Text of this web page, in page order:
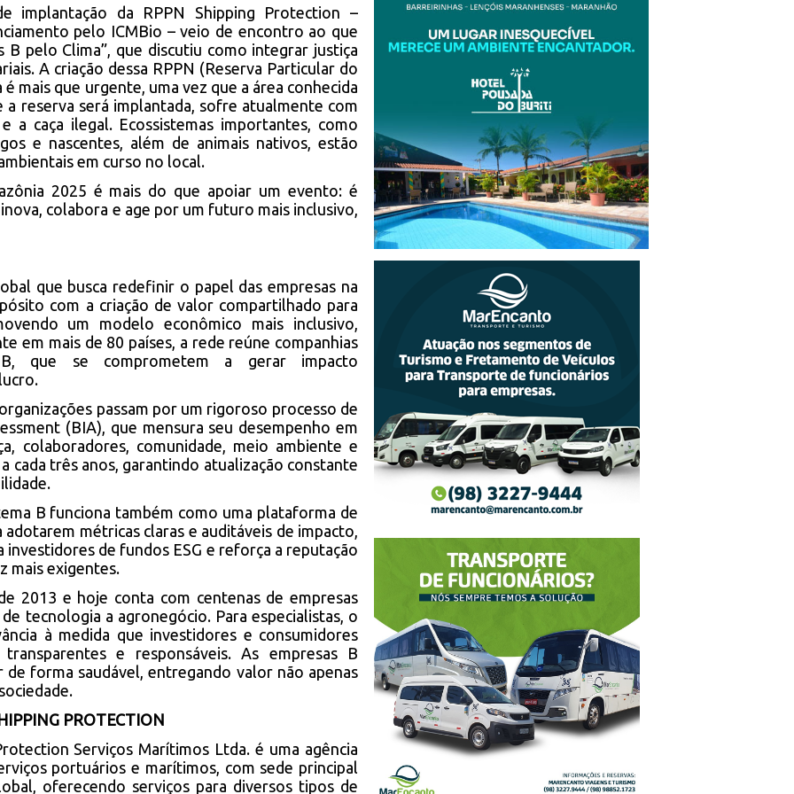
implantação da RPPN Shipping Protection –
pelo ICMBio – veio de encontro ao que
pelo Clima”, que discutiu como integrar justiça
A criação dessa RPPN (Reserva Particular do
mais que urgente, uma vez que a área conhecida
reserva será implantada, sofre atualmente com
a caça ilegal. Ecossistemas importantes, como
e nascentes, além de animais nativos, estão
em curso no local.
2025 é mais do que apoiar um evento: é
colabora e age por um futuro mais inclusivo,
que busca redefinir o papel das empresas na
com a criação de valor compartilhado para
um modelo econômico mais inclusivo,
em mais de 80 países, a rede reúne companhias
B, que se comprometem a gerar impacto
passam por um rigoroso processo de
(BIA), que mensura seu desempenho em
colaboradores, comunidade, meio ambiente e
cada três anos, garantindo atualização constante
B funciona também como uma plataforma de
métricas claras e auditáveis de impacto,
de fundos ESG e reforça a reputação
mais exigentes.
2013 e hoje conta com centenas de empresas
tecnologia a agronegócio. Para especialistas, o
à medida que investidores e consumidores
e responsáveis. As empresas B
forma saudável, entregando valor não apenas
PROTECTION
Serviços Marítimos Ltda. é uma agência
portuários e marítimos, com sede principal
oferecendo serviços para diversos tipos de